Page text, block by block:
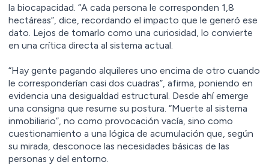
la biocapacidad. “A cada persona le corresponden 1,8
hectáreas”, dice, recordando el impacto que le generó ese
dato. Lejos de tomarlo como una curiosidad, lo convierte
en una crítica directa al sistema actual.
“Hay gente pagando alquileres uno encima de otro cuando
le corresponderían casi dos cuadras”, afirma, poniendo en
evidencia una desigualdad estructural. Desde ahí emerge
una consigna que resume su postura. “Muerte al sistema
inmobiliario”, no como provocación vacía, sino como
cuestionamiento a una lógica de acumulación que, según
su mirada, desconoce las necesidades básicas de las
personas y del entorno.